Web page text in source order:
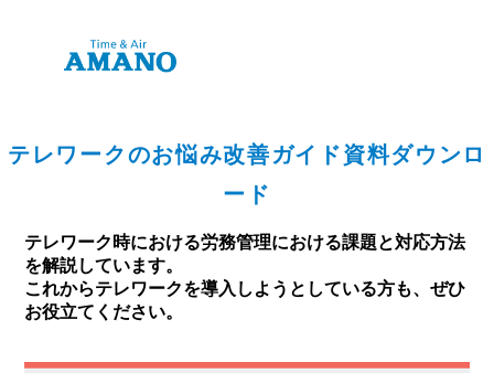
テレワークのお悩み改善ガイド資料ダウンロ
ード
テレワーク時における労務管理における課題と対応方法
を解説しています。
これからテレワークを導入しようとしている方も、ぜひ
お役立てください。